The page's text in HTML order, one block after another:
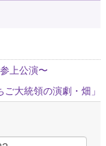
上公演〜
ご大統領の演劇・畑」